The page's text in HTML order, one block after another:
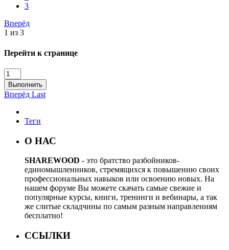
3
Вперёд
1 из 3
Перейти к странице
Выполнить
Вперёд Last
Теги
О НАС
SHAREWOOD - это братство разбойников-
единомышленников, стремящихся к повышению своих
профессиональных навыков или освоению новых. На
нашем форуме Вы можете скачать самые свежие и
популярные курсы, книги, тренинги и вебинары, а так
же слитые складчины по самым разным направлениям
бесплатно!
ССЫЛКИ